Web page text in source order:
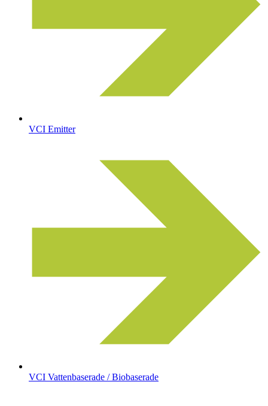
VCI Emitter
VCI Vattenbaserade / Biobaserade